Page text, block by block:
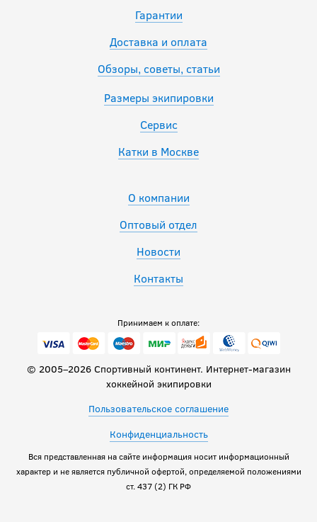
Гарантии
Доставка и оплата
Обзоры, советы, статьи
Размеры экипировки
Сервис
Катки в Москве
О компании
Оптовый отдел
Новости
Контакты
Принимаем к оплате:
© 2005–2026 Спортивный континент. Интернет-магазин
хоккейной экипировки
Пользовательское соглашение
Конфиденциальность
Вся представленная на сайте информация носит информационный
характер и не является публичной офертой, определяемой положениями
ст. 437 (2) ГК РФ